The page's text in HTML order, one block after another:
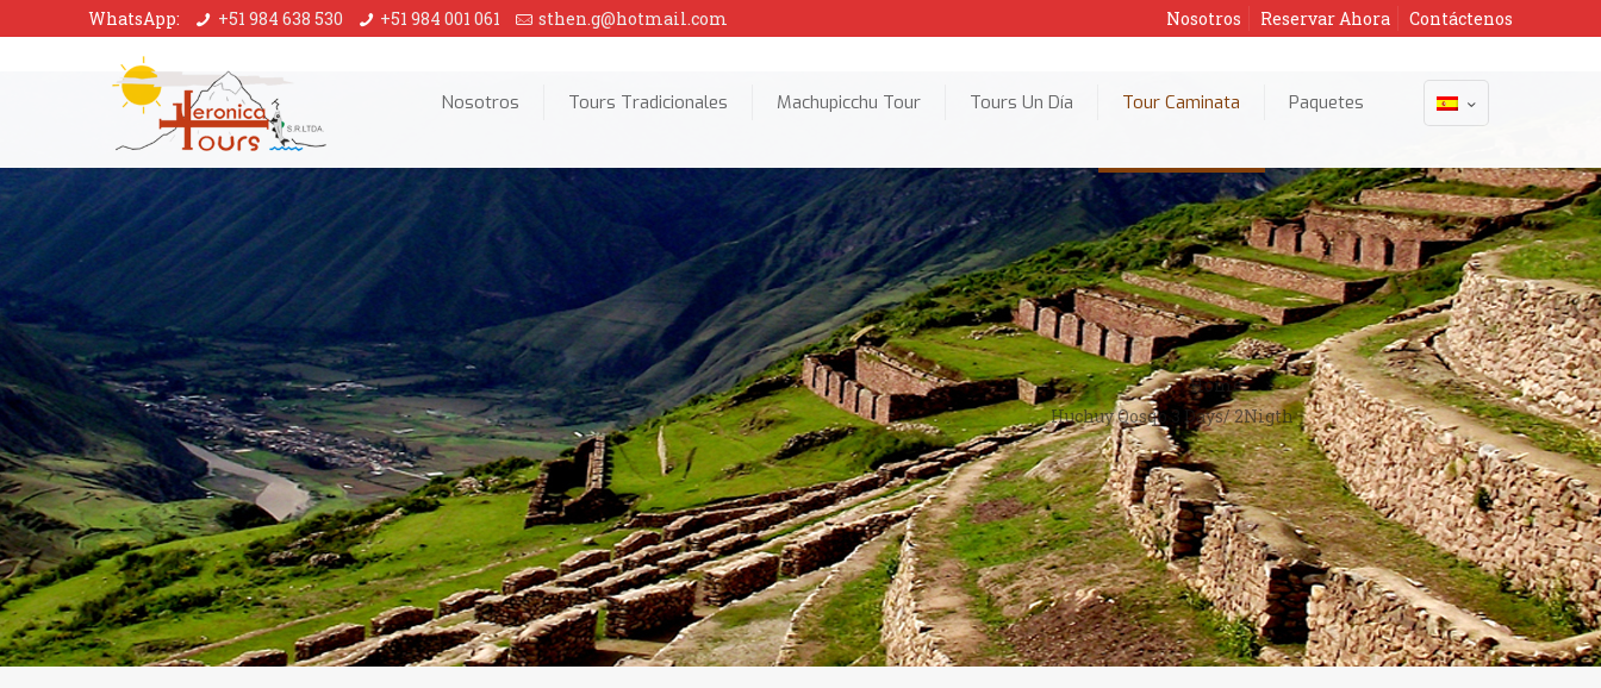
WhatsApp: +51 984 638 530 +51 984 001 061 sthen.g@hotmail.com Nosotros Reservar Ahora Contáctenos
Nosotros Tours Tradicionales Machupicchu Tour Tours Un Día Tour Caminata Paquetes
Home
Huchuy Qosqo 3 Days/ 2Nigth